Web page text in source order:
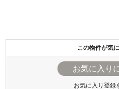
この物件が気
お気に入り登録